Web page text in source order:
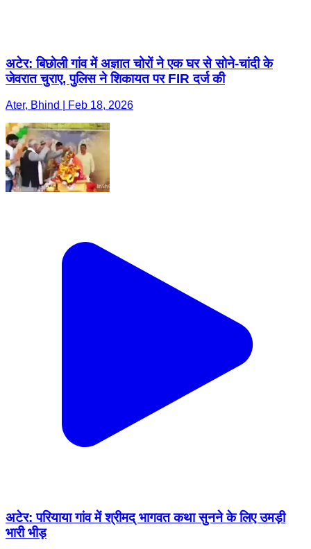
अटेर: बिछोली गांव में अज्ञात चोरों ने एक घर से सोने-चांदी के
जेवरात चुराए, पुलिस ने शिकायत पर FIR दर्ज की
Ater, Bhind | Feb 18, 2026
अटेर: परियाया गांव में श्रीमद् भागवत कथा सुनने के लिए उमड़ी
भारी भीड़